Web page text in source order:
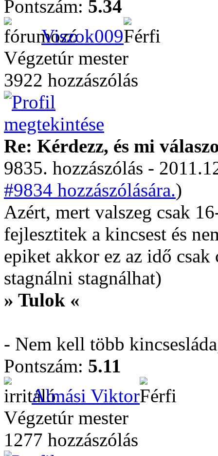
Pontszám: 5.34
Viszok009
Végzetúr mester
3922 hozzászólás
Re: Kérdezz, és mi
9835. hozzászólás -
#9834 hozzászólására.)
Azért, mert valszeg csak
fejlesztitek a kincsest és
epiket akkor ez az idő
stagnálni stagnálhat)
» Tulok «
- Nem kell több
Pontszám: 5.11
Almási Viktor
Végzetúr mester
1277 hozzászólás